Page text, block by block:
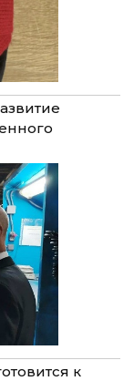
к